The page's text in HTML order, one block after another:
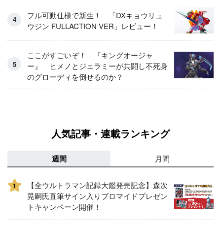
フル可動仕様で新生！ 「DXキョウリュ
ウジン FULLACTION VER」レビュー！
ここがすごいぞ！ 『キングオージャ
ー』 ヒメノとジェラミーが共闘し不死身
のグローディを倒せるのか？
人気記事・連載ランキング
週間 月間
1
【全ウルトラマン記録大鑑発売記念】森次
晃嗣氏直筆サイン入りブロマイドプレゼン
トキャンペーン開催！